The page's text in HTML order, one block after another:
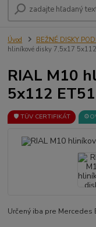
Úvod BEŽNÉ DISKY
hliníkové disky 7,5x17
RIAL M10
5x112
🛡️ TÜV CERTIFIKÁT
Určený iba pre Mercedes